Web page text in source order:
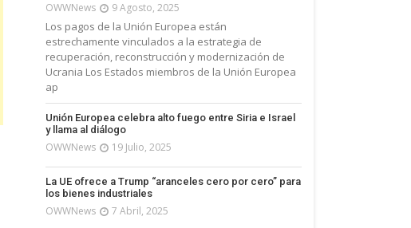
OWWNews 9 Agosto, 2025
Los pagos de la Unión Europea están
estrechamente vinculados a la estrategia de
recuperación, reconstrucción y modernización de
Ucrania Los Estados miembros de la Unión Europea
ap
Unión Europea celebra alto fuego entre Siria e Israel
y llama al diálogo
OWWNews 19 Julio, 2025
La UE ofrece a Trump “aranceles cero por cero” para
los bienes industriales
OWWNews 7 Abril, 2025